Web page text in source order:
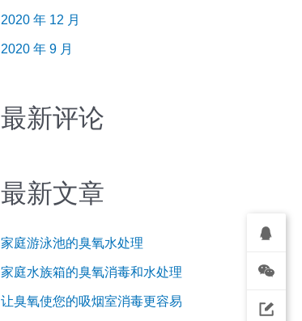
2020 年 12 月
2020 年 9 月
最新评论
最新文章
家庭游泳池的臭氧水处理
家庭水族箱的臭氧消毒和水处理
让臭氧使您的吸烟室消毒更容易